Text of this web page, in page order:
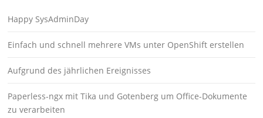
Happy SysAdminDay
Einfach und schnell mehrere VMs unter OpenShift erstellen
Aufgrund des jährlichen Ereignisses
Paperless-ngx mit Tika und Gotenberg um Office-Dokumente
zu verarbeiten